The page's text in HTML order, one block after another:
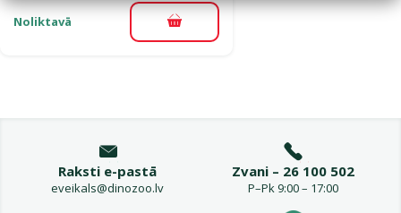
Noliktavā Pievienot grozam
Raksti e-pastā
eveikals@dinozoo.lv
Zvani – 26 100 502
P–Pk 9:00 – 17:00